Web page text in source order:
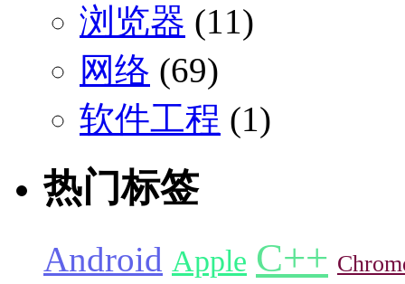
浏览器 (11)
网络 (69)
软件工程 (1)
热门标签
Android Apple C++